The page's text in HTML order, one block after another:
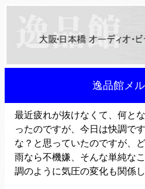
逸品館メ
最近疲れが抜けなくて、何と
ったのですが、今日は快調で
な？と思っていたのですが、
雨なら不機嫌、そんな単純な
調のように気圧の変化も関係